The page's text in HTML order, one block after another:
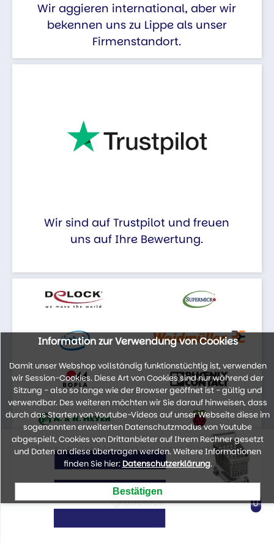
Wir aggieren international, aber wir
bekennen uns zu Lippe als unser
Firmenstandort.
Wir sind auf Trustpilot und freuen
uns auf Ihre Bewertung.
Auszug der Marken unseres Portfolios
lyratronics
Information zur Verwendung von Cookies
Damit unser Webshop vollständig funktionstüchtig ist, verwenden
wir Session-Cookies. Diese Art von Cookies sind nur während der
Sitzung - also so lange wie der Browser geöffnet ist - gültig und
verwendbar. Des weiteren möchten wir Sie darauf hinweisen, dass
durch das Starten von Youtube-Videos auf unser Webseite diese im
sogenannten erweiterten Datenschutzmodus von Youtube
abgespielt, Cookies von Drittanbieter auf Ihrem Rechner gesetzt
und Daten an diese übertragen werden. Weitere Informationen
finden Sie hier: Datenschutzerklärung.
0